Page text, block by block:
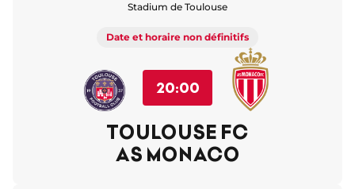
Stadium de Toulouse
Date et horaire non définitifs
20:00
TOULOUSE FC
AS MONACO